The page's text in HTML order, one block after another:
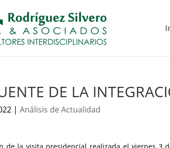
DE LA
|Análisis de Actualidad